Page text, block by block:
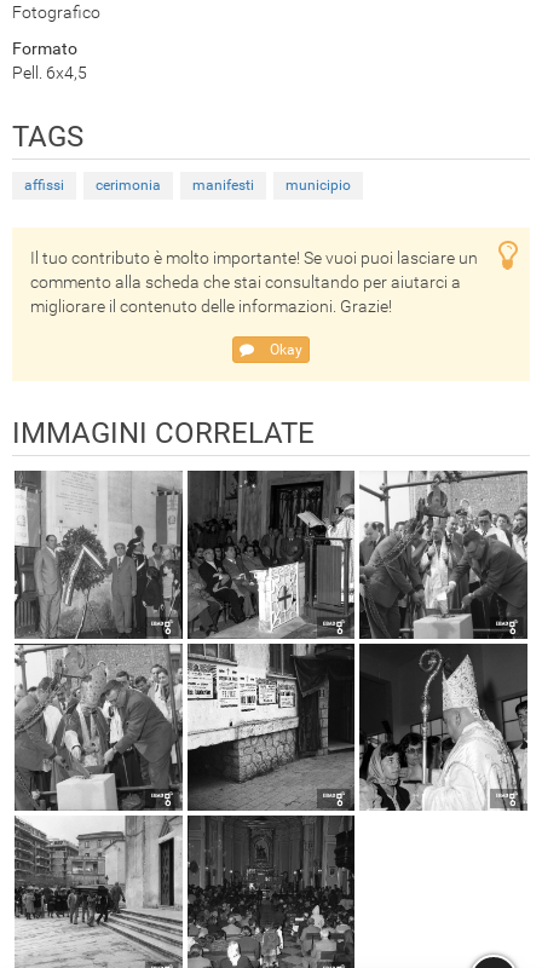
Fotografico
Formato
Pell. 6x4,5
TAGS
affissi cerimonia manifesti municipio
Il tuo contributo è molto importante! Se vuoi puoi lasciare un
commento alla scheda che stai consultando per aiutarci a
migliorare il contenuto delle informazioni. Grazie!
Okay
IMMAGINI CORRELATE